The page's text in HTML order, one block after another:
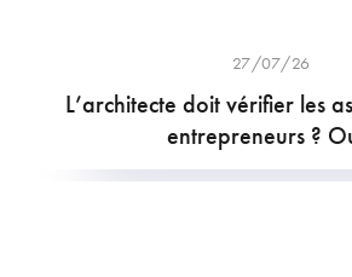
27/07/26
L’architecte doit vérifier les
entrepreneurs ?